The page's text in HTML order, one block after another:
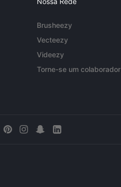
Brusheezy
Vecteezy
Videezy
Torne-se um colaborador